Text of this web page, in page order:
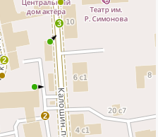
3
2
2